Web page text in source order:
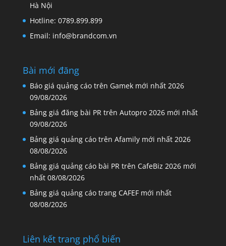
Hà Nội
Hotline: 0789.899.899
Email: info@brandcom.vn
Bài mới đăng
Báo giá quảng cáo trên Gamek mới nhất 2026
09/08/2026
Bảng giá đăng bài PR trên Autopro 2026 mới nhất
09/08/2026
Bảng giá quảng cáo trên Afamily mới nhất 2026
08/08/2026
Bảng giá quảng cáo bài PR trên CafeBiz 2026 mới
nhất 08/08/2026
Bảng giá quảng cáo trang CAFEF mới nhất
08/08/2026
Liên kết trang phổ biến